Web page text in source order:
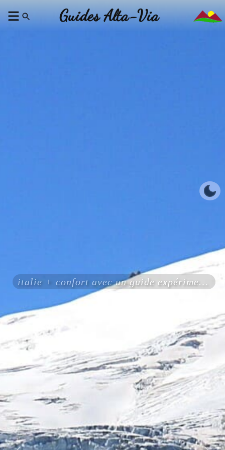
Guides Alta-Via
italie + confort avec un guide expérimenté certifié ENSA UIAGM